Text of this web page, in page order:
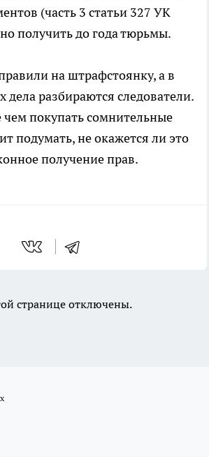
(часть 3 статьи 327 УК
получить до года тюрьмы.
на штрафстоянку, а в
дела разбираются следователи.
чем покупать сомнительные
подумать, не окажется ли это
получение прав.
странице отключены.